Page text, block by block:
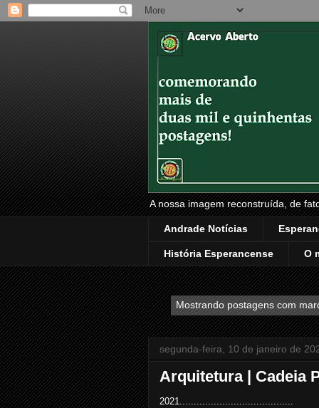
A nossa imagem reconstruída, de
Andrade Notícias
História Esperancense O
Mostrando postagens com
segunda-feira, 10 de janeiro de
Arquitetura | Cadeia
2021........................................